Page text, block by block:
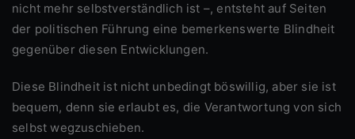
nicht mehr selbstverständlich ist –, entsteht auf Seiten
der politischen Führung eine bemerkenswerte Blindheit
gegenüber diesen Entwicklungen.
Diese Blindheit ist nicht unbedingt böswillig, aber sie ist
bequem, denn sie erlaubt es, die Verantwortung von sich
selbst wegzuschieben.